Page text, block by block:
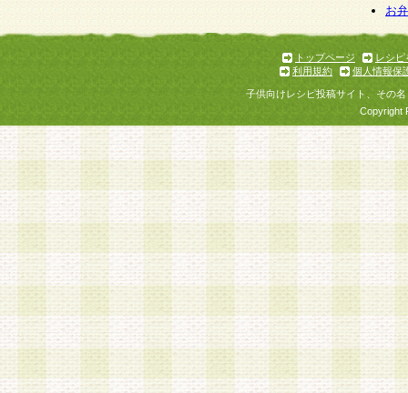
お
トップページ
レシピ
利用規約
個人情報保
子供向けレシピ投稿サイト、その
Copyright